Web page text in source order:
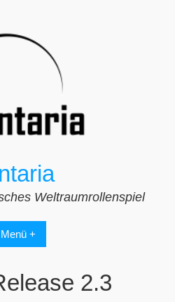
Weltraumrollenspiel
Menü +
2.3